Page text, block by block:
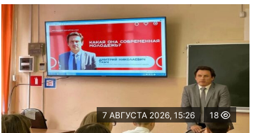
7 АВГУСТА 2026, 15:26 18